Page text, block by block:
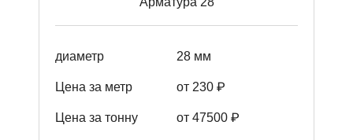
диаметр 28 мм
Цена за метр от 230 ₽
Цена за тонну от 47500 ₽